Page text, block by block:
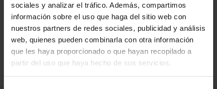
sociales y analizar el tráfico. Además, compartimos
información sobre el uso que haga del sitio web con
nuestros partners de redes sociales, publicidad y análisis
web, quienes pueden combinarla con otra información
que les haya proporcionado o que hayan recopilado a
partir del uso que haya hecho de sus servicios.
ORDENAR POR:
REFINAR